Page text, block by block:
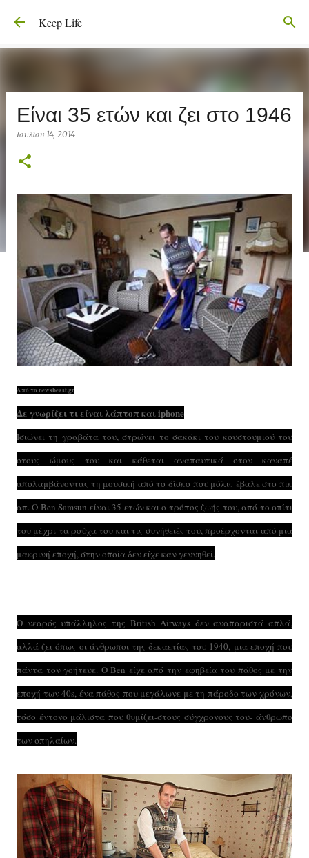
Μετάβαση στο κύριο περιεχόμενο
Keep Life
Είναι 35 ετών και ζει στο 1946
Ιουλίου 14, 2014
Από το newsbeast.gr
Δε γνωρίζει τι είναι λάπτοπ και iphone
Ισιώνει τη γραβάτα του, στρώνει το σακάκι του κουστουμιού του
στους ώμους του και κάθεται αναπαυτικά στον καναπέ
απολαμβάνοντας τη μουσική από το δίσκο που μόλις έβαλε στο πικ
απ. Ο Ben Samsun είναι 35 ετών και ο τρόπος ζωής του, από το σπίτι
του μέχρι τα ρούχα του και τις συνήθειές του, προέρχονται από μια
μακρινή εποχή, στην οποία δεν είχε καν γεννηθεί.
Ο νεαρός υπάλληλος της British Airways δεν αναπαριστά απλά,
αλλά ζει όπως οι άνθρωποι της δεκαετίας του 1940, μια εποχή που
πάντα τον γοήτευε. Ο Ben είχε από την εφηβεία του πάθος με την
εποχή των 40s, ένα πάθος που μεγάλωνε με τη πάροδο των χρόνων,
τόσο έντονο μάλιστα που θυμίζει-στους σύγχρονους του- άνθρωπο
των σπηλαίων.